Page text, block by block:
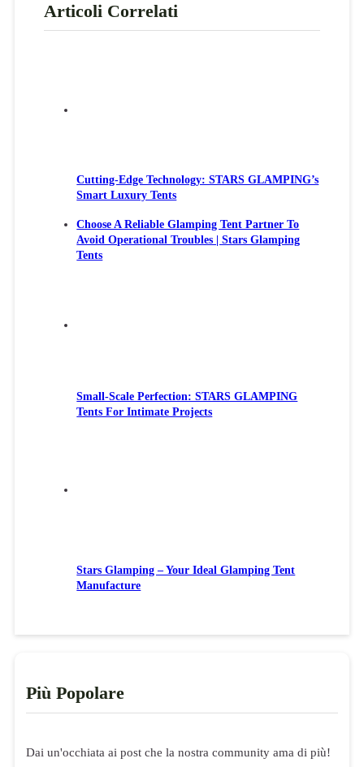
Articoli Correlati
Cutting-Edge Technology: STARS GLAMPING’s
Smart Luxury Tents
Choose A Reliable Glamping Tent Partner To
Avoid Operational Troubles | Stars Glamping
Tents
Small-Scale Perfection: STARS GLAMPING
Tents For Intimate Projects
Stars Glamping – Your Ideal Glamping Tent
Manufacture
Più Popolare
Dai un'occhiata ai post che la nostra community ama di più!